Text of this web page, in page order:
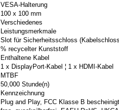
VESA-Halterung
100 x 100 mm
Verschiedenes
Leistungsmerkmale
Slot für Sicherheitsschloss
% recycelter Kunststoff
Enthaltene Kabel
1 x DisplayPort-Kabel ¦ 1 x HDMI-Kabel
MTBF
50,000 Stunde(n)
Kennzeichnung
Plug and Play, FCC Klasse B